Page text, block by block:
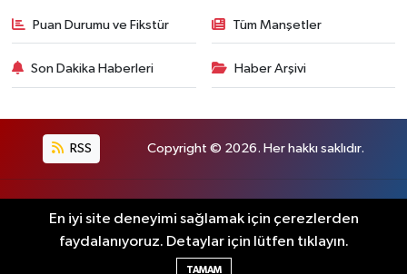
Puan Durumu ve Fikstür Tüm Manşetler
Son Dakika Haberleri Haber Arşivi
RSS Copyright © 2026. Her hakkı saklıdır.
En iyi site deneyimi sağlamak için çerezlerden
faydalanıyoruz. Detaylar için lütfen tıklayın.
TAMAM